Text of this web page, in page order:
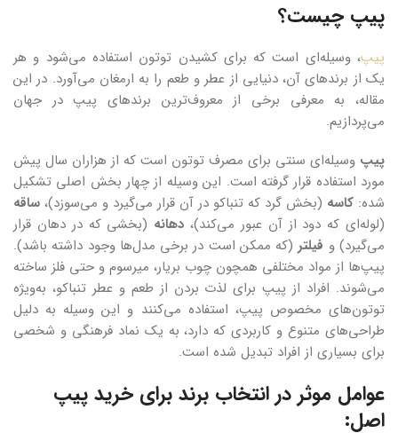
پیپ چیست؟
پیپ، وسیله‌ای است که برای کشیدن توتون استفاده می‌شود و هر
یک از برندهای آن، دنیایی از عطر و طعم را به ارمغان می‌آورد. در این
مقاله، به معرفی برخی از معروف‌ترین برندهای پیپ در جهان
می‌پردازیم.
پیپ وسیله‌ای سنتی برای مصرف توتون است که از هزاران سال پیش
مورد استفاده قرار گرفته است. این وسیله از چهار بخش اصلی تشکیل
شده: کاسه (بخش گرد که تنباکو در آن قرار می‌گیرد و می‌سوزد)، ساقه
(لوله‌ای که دود از آن عبور می‌کند)، دهانه (بخشی که در دهان قرار
می‌گیرد) و فیلتر(که ممکن است در برخی مدل‌ها وجود داشته باشد).
پیپ‌ها از مواد مختلفی همچون چوب بریار، میرسوم و حتی فلز ساخته
می‌شوند. افراد از پیپ برای لذت بردن از طعم و عطر تنباکو، به‌ویژه
توتون‌های مخصوص پیپ، استفاده می‌کنند و این وسیله به دلیل
طراحی‌های متنوع و کاربردی که دارد، به یک نماد فرهنگی و شخصی
برای بسیاری از افراد تبدیل شده است.
عوامل موثر در انتخاب برند برای خرید پیپ
اصل: